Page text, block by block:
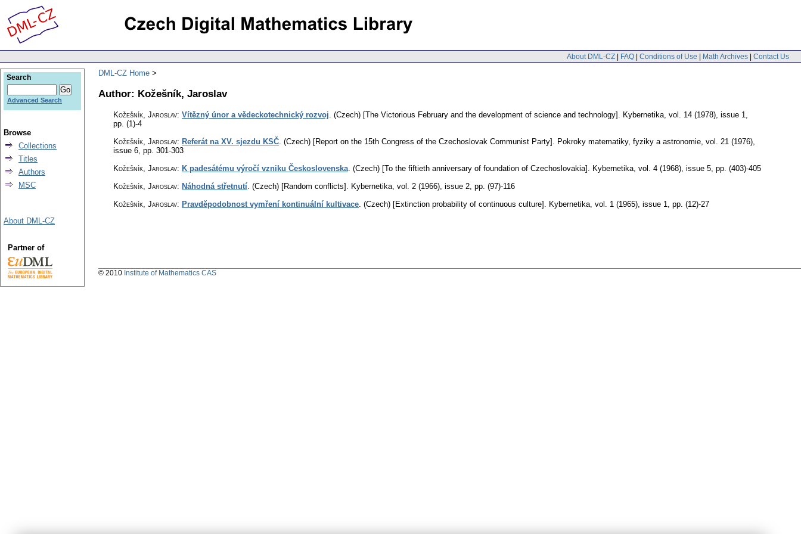
About DML-CZ | FAQ | Conditions of Use | Math Archives | Contact Us
DML-CZ Home
Author: Kožešník, Jaroslav
Kožešník, Jaroslav: Vítězný únor a vědeckotechnický rozvoj. (Czech) [The Victorious February and the development of science and technology]. Kybernetika, vol. 14 (1978), issue 1,
pp. (1)-4
Kožešník, Jaroslav: Referát na XV. sjezdu KSČ. (Czech) [Report on the 15th Congress of the Czechoslovak Communist Party]. Pokroky matematiky, fyziky a astronomie, vol. 21 (1976),
issue 6, pp. 301-303
Kožešník, Jaroslav: K padesátému výročí vzniku Československa. (Czech) [To the fiftieth anniversary of foundation of Czechoslovakia]. Kybernetika, vol. 4 (1968), issue 5, pp. (403)-405
Kožešník, Jaroslav: Náhodná střetnutí. (Czech) [Random conflicts]. Kybernetika, vol. 2 (1966), issue 2, pp. (97)-116
Kožešník, Jaroslav: Pravděpodobnost vymření kontinuální kultivace. (Czech) [Extinction probability of continuous culture]. Kybernetika, vol. 1 (1965), issue 1, pp. (12)-27
Search
Advanced Search
Browse
Collections
Titles
Authors
MSC
About DML-CZ
Partner of
© 2010 Institute of Mathematics CAS